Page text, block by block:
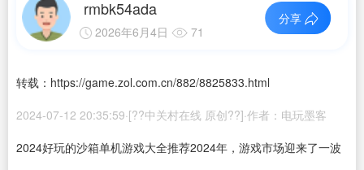
rmbk54ada
2026年6月4日 71
分享
转载：https://game.zol.com.cn/882/8825833.html
2024-07-12 20:35:59·[??中关村在线 原创??]·作者：电玩墨客
2024好玩的沙箱单机游戏大全推荐2024年，游戏市场迎来了一波